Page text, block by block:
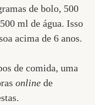
de bolo, 500
ml de água. Isso
acima de 6 anos.
de comida, uma
online de